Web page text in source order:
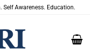
Awareness. Education.